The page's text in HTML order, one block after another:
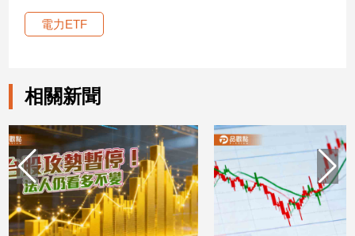
生
建
築/
內
設
計
旅
遊/
美
電力ETF
相關新聞